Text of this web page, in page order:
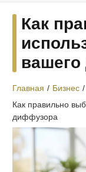
Как
Главная / Бизнес /
Как правильно
диффузора